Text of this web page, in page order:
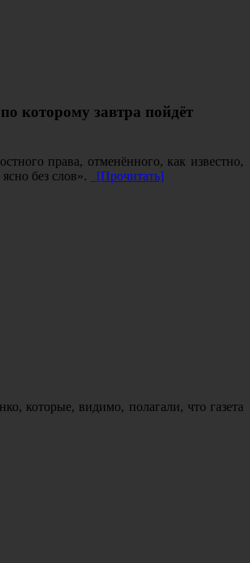
которому завтра пойдёт
права, отменённого, как известно,
без слов».
[Прочитать]
которые, видимо, полагали, что газета